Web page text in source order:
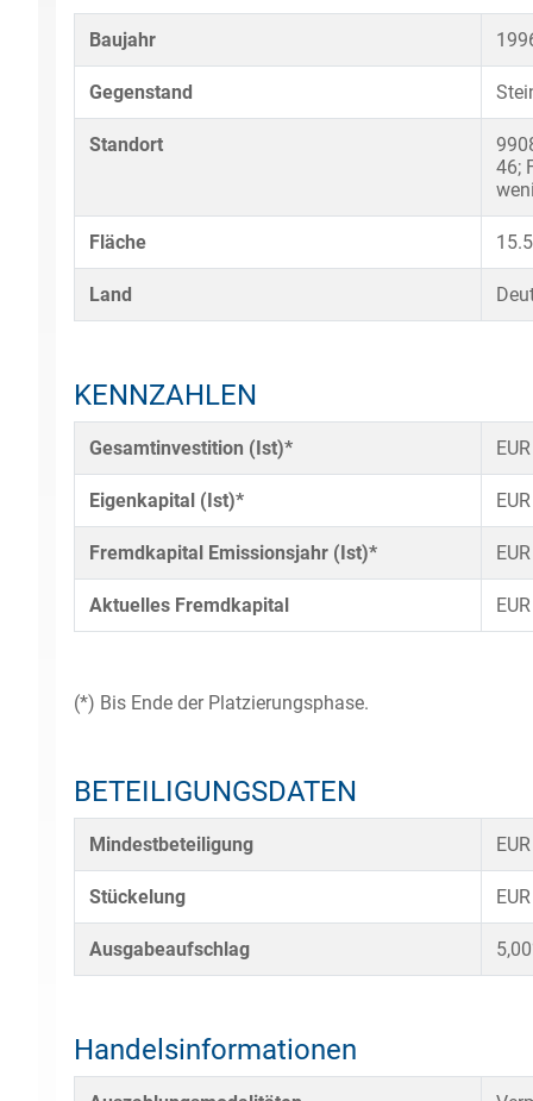
Baujahr
Gegenstand
Standort
46;
Fläche
Land
KENNZAHLEN
Gesamtinvestition (Ist)*
Eigenkapital (Ist)*
Fremdkapital Emissionsjahr (Ist)*
Aktuelles Fremdkapital
(*) Bis Ende der Platzierungsphase.
BETEILIGUNGSDATEN
Mindestbeteiligung
Stückelung
Ausgabeaufschlag
Handelsinformationen